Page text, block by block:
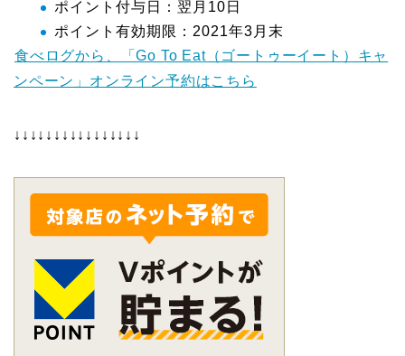
ポイント付与日：翌月10日
ポイント有効期限：2021年3月末
食べログから、「Go To Eat（ゴートゥーイート）キャ
ンペーン」オンライン予約はこちら
↓↓↓↓↓↓↓↓↓↓↓↓↓↓↓↓